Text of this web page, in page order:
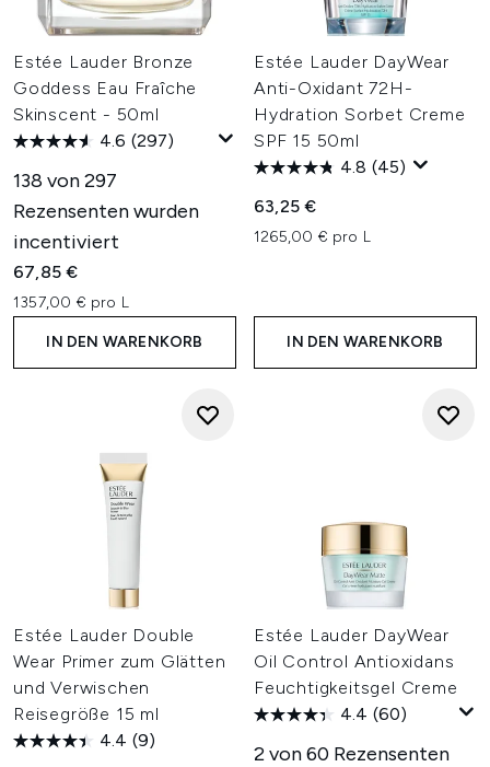
Estée Lauder Bronze
Goddess Eau Fraîche
Skinscent - 50ml
4.6 (297)
138 von 297
Rezensenten wurden
incentiviert
67,85 €
1357,00 € pro L
IN DEN WARENKORB
Estée Lauder DayWear
Anti-Oxidant 72H-
Hydration Sorbet Creme
SPF 15 50ml
4.8 (45)
63,25 €
1265,00 € pro L
IN DEN WARENKORB
Estée Lauder Double
Wear Primer zum Glätten
und Verwischen
Reisegröße 15 ml
4.4 (9)
Estée Lauder DayWear
Oil Control Antioxidans
Feuchtigkeitsgel Creme
4.4 (60)
2 von 60 Rezensenten